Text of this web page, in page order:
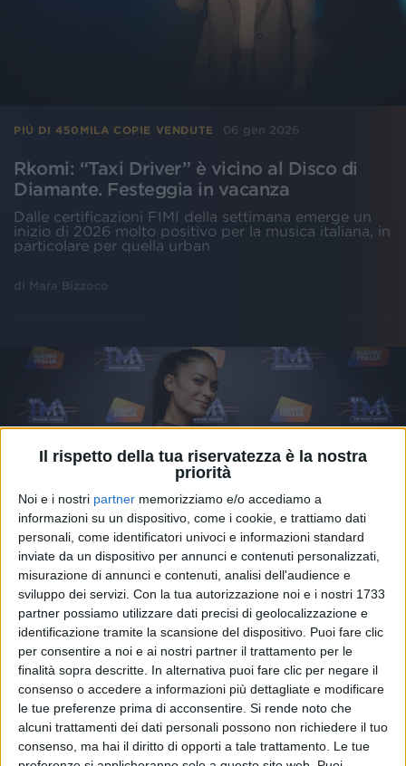
Il rispetto della tua riservatezza è la nostra
priorità
Noi e i nostri partner memorizziamo e/o accediamo a
informazioni su un dispositivo, come i cookie, e trattiamo dati
personali, come identificatori univoci e informazioni standard
inviate da un dispositivo per annunci e contenuti personalizzati,
misurazione di annunci e contenuti, analisi dell'audience e
sviluppo dei servizi. Con la tua autorizzazione noi e i nostri 1733
partner possiamo utilizzare dati precisi di geolocalizzazione e
identificazione tramite la scansione del dispositivo. Puoi fare clic
per consentire a noi e ai nostri partner il trattamento per le
finalità sopra descritte. In alternativa puoi fare clic per negare il
consenso o accedere a informazioni più dettagliate e modificare
le tue preferenze prima di acconsentire. Si rende noto che
alcuni trattamenti dei dati personali possono non richiedere il tuo
consenso, ma hai il diritto di opporti a tale trattamento. Le tue
PIÙ DI 450MILA COPIE VENDUTE 06 gen 2026
Rkomi: “Taxi Driver” è vicino al Disco di
Diamante. Festeggia in vacanza
Dalle certificazioni FIMI della settimana emerge un
inizio di 2026 molto positivo per la musica italiana, in
particolare per quella urban
di Mara Bizzoco
TIM MUSIC AWARDS 2025 12 set 2025
INTERVISTE
FOTO